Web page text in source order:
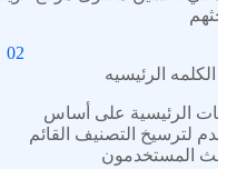
02
الرئيسيه
الرئيسية على أساس
لترسيخ التصنيف القائم
المستخدمون